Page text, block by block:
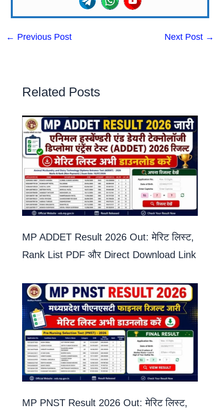
← Previous Post Next Post →
Related Posts
MP ADDET Result 2026 Out: मेरिट लिस्ट,
Rank List PDF और Direct Download Link
MP PNST Result 2026 Out: मेरिट लिस्ट,